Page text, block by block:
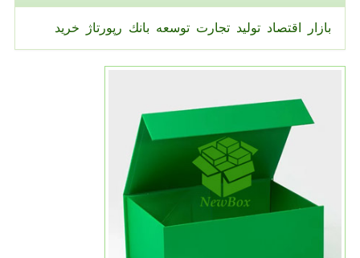
بازار اقتصاد تولید تجارت توسعه بانك رپورتاژ خرید